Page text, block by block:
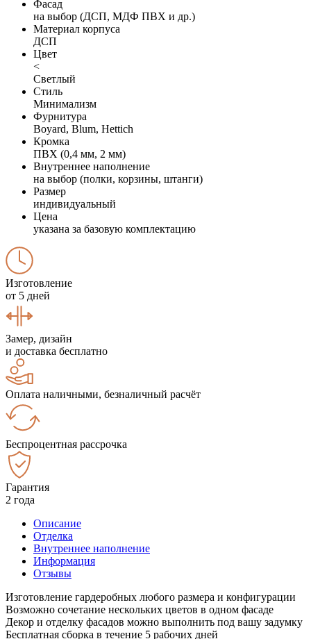
Фасад
на выбор (ДСП, МДФ ПВХ и др.)
Материал корпуса
ДСП
Цвет
<
Светлый
Стиль
Минимализм
Фурнитура
Boyard, Blum, Hettich
Кромка
ПВХ (0,4 мм, 2 мм)
Внутреннее наполнение
на выбор (полки, корзины, штанги)
Размер
индивидуальный
Цена
указана за базовую комплектацию
Изготовление
от 5 дней
Замер, дизайн
и доставка бесплатно
Оплата наличными, безналичный расчёт
Беспроцентная рассрочка
Гарантия
2 года
Описание
Отделка
Внутреннее наполнение
Информация
Отзывы
Изготовление гардеробных любого размера и конфигурации
Возможно сочетание нескольких цветов в одном фасаде
Декор и отделку фасадов можно выполнить под вашу задумку
Бесплатная сборка в течение 5 рабочих дней